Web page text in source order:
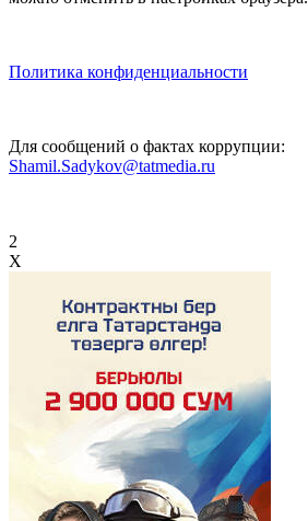
Политика конфиденциальности
Для сообщений о фактах коррупции:
Shamil.Sadykov@tatmedia.ru
2
X